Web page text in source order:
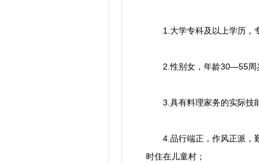
1.大学专科及以上学历，
2.性别女，年龄30—55周岁
3.具有料理家务的实际技能
4.品行端正，作风正派，勤
时住在儿童村；